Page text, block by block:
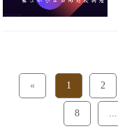
« 1 2
8